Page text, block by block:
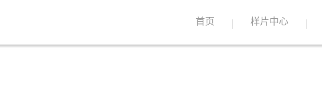
首页 样片中心